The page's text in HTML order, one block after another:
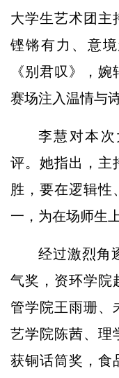
大学生艺术团主
铿锵有力、意
《别君叹》，
赛场注入温情与诗
李慧对本
评。她指出，主
胜，要在逻辑性
一，为在场师生
经过激烈角
气奖，资环学院
管学院王雨珊、
艺学院陈茜、理
获铜话筒奖，食